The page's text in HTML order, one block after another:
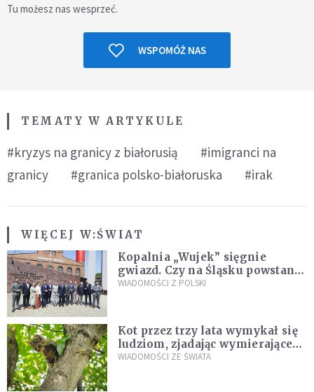
Tu możesz nas wesprzeć.
WSPOMÓŻ NAS
TEMATY W ARTYKULE
#kryzys na granicy z białorusią
#imigranci na
granicy
#granica polsko-białoruska #irak
WIĘCEJ W:ŚWIAT
Kopalnia „Wujek” sięgnie
gwiazd. Czy na Śląsku powstanie
„Dolina Krzemowa”?
WIADOMOŚCI Z POLSKI
Kot przez trzy lata wymykał się
ludziom, zjadając wymierające
kaczki. W końcu popełnił
WIADOMOŚCI ZE ŚWIATA